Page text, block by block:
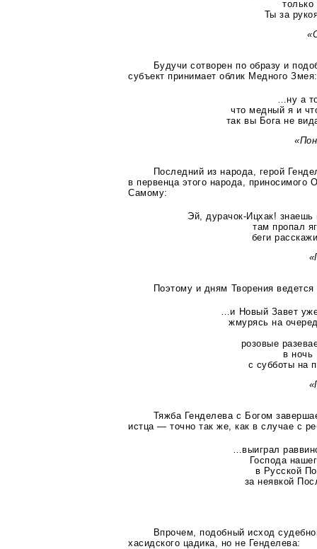
только
Ты за
Будучи сотворен по образу и
субъект принимает облик Медного Змея:
…ну а
что медный я и
так вы Бога не
Последний из народа, герой
в первенца этого народа, приносимого
Самому:
Эй, дурачок-Ицхак! знаешь
там пропал
беги
Поэтому и дням Творения ведется
…и Новый Завет
жмурясь на
розовые
в ночь
с субботы на
Тяжба Генделева с Богом
истца — точно так же, как в случае с
…выиграл
Господа
в Русской
за неявкой
Впрочем, подобный исход
хасидского цадика, но не Генделева: